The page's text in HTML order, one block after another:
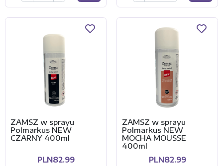
ZAMSZ w sprayu
Polmarkus NEW
CZARNY 400ml
PLN82.99
ZAMSZ w sprayu
Polmarkus NEW
MOCHA MOUSSE
400ml
PLN82.99